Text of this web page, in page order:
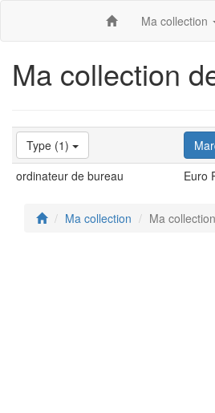
Ma collection
Ma collection
Type (1)
ordinateur de bureau
Euro
Ma collection Ma